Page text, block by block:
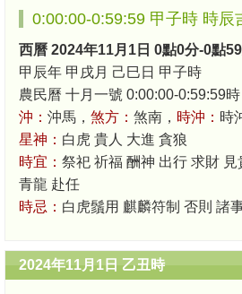
0:00:00-0:59:59 甲子時 時辰
西曆 2024年11月1日 0點0分-0點
甲辰年 甲戌月 己巳日 甲子時
農民曆 十月一號 0:00:00-0:59:59時
沖： 沖馬， 煞方： 煞南， 時沖： 時
星神： 白虎 貴人 大進 貪狼
時宜： 祭祀 祈福 酬神 出行 求財
青龍 赴任
時忌： 白虎鬚用 麒麟符制 否則 諸
2024年11月1日 乙丑時